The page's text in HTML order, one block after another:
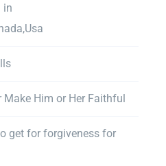
in
Make Him or Her Faithful
get for forgiveness for